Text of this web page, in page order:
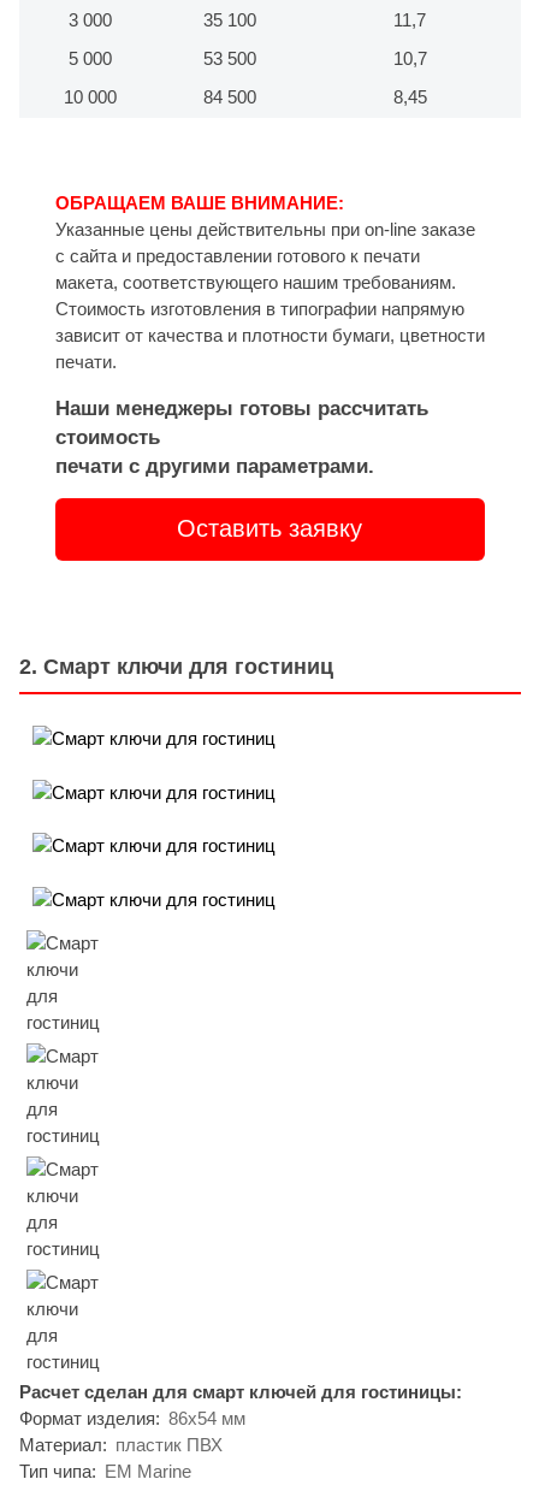
3 000 35 100
11,7
5 000
53 500
10,7
10 000
84 500 8,45
ОБРАЩАЕМ ВАШЕ ВНИМАНИЕ:
Указанные цены действительны при on-line заказе
с сайта и предоставлении готового к печати
макета, соответствующего нашим требованиям.
Стоимость изготовления в типографии напрямую
зависит от качества и плотности бумаги, цветности
печати.
Наши менеджеры готовы рассчитать
стоимость
печати с другими параметрами.
Оставить заявку
2. Смарт ключи для гостиниц
Расчет сделан для смарт ключей для гостиницы:
Формат изделия: 86х54 мм
Материал: пластик ПВХ
Тип чипа: EM Marine